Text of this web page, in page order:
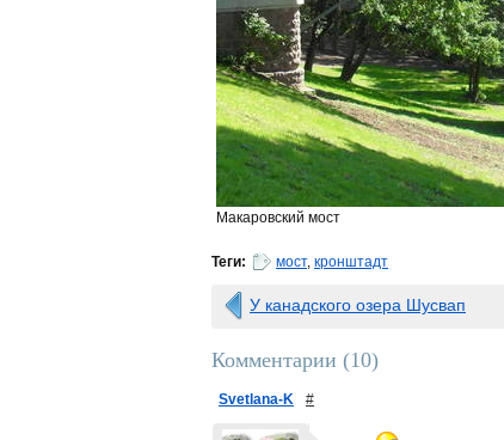
Макаровский мост
Теги: мост, кронштадт
У канадского озера Шусвап
Комментарии (10)
Svetlana-K #